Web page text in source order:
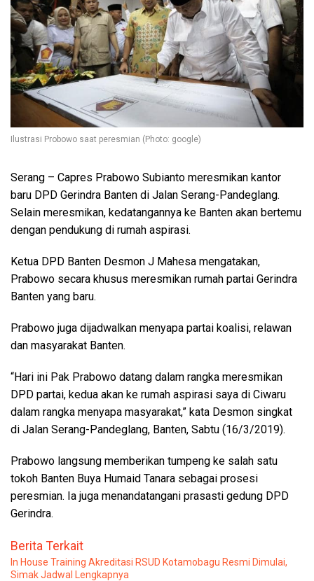
Ilustrasi Probowo saat peresmian (Photo: google)
Serang – Capres Prabowo Subianto meresmikan kantor
baru DPD Gerindra Banten di Jalan Serang-Pandeglang.
Selain meresmikan, kedatangannya ke Banten akan bertemu
dengan pendukung di rumah aspirasi.
Ketua DPD Banten Desmon J Mahesa mengatakan,
Prabowo secara khusus meresmikan rumah partai Gerindra
Banten yang baru.
Prabowo juga dijadwalkan menyapa partai koalisi, relawan
dan masyarakat Banten.
“Hari ini Pak Prabowo datang dalam rangka meresmikan
DPD partai, kedua akan ke rumah aspirasi saya di Ciwaru
dalam rangka menyapa masyarakat,” kata Desmon singkat
di Jalan Serang-Pandeglang, Banten, Sabtu (16/3/2019).
Prabowo langsung memberikan tumpeng ke salah satu
tokoh Banten Buya Humaid Tanara sebagai prosesi
peresmian. Ia juga menandatangani prasasti gedung DPD
Gerindra.
Berita Terkait
In House Training Akreditasi RSUD Kotamobagu Resmi Dimulai,
Simak Jadwal Lengkapnya